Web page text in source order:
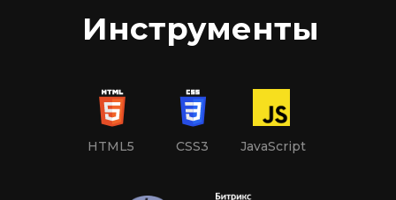
Инструменты
CSS3 JavaScript
HTML5